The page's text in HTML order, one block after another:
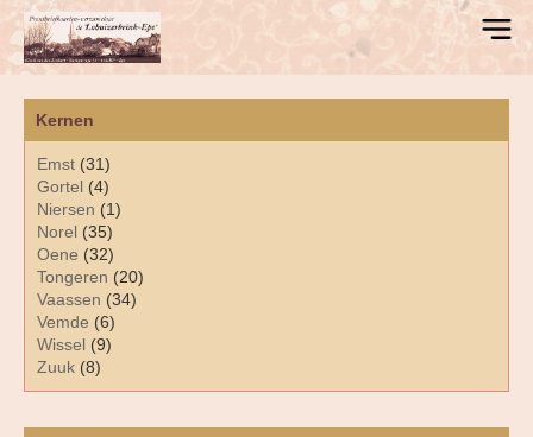
Kernen
Emst (31)
Gortel (4)
Niersen (1)
Norel (35)
Oene (32)
Tongeren (20)
Vaassen (34)
Vemde (6)
Wissel (9)
Zuuk (8)